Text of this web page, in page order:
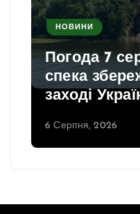
НОВИНИ
Погода 7
спека
заході
6 Серпня, 2026